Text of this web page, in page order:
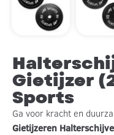
Gietijzer
Sports
Ga voor kracht en
Gietijzeren